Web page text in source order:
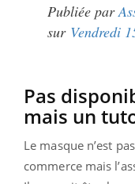
Publiée par
sur Vendredi
Pas
mais un
Le masque n’est
commerce mais